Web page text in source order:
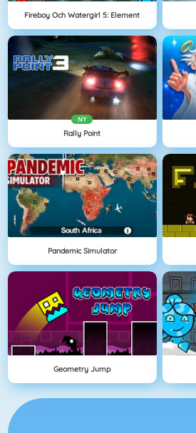
Fireboy Och Watergirl 5: Element
NY
Rally Point
Pandemic Simulator
Geometry Jump